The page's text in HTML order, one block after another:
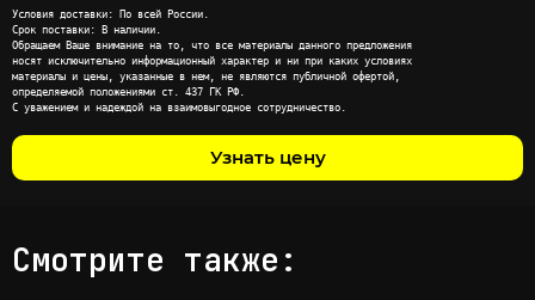
Условия доставки: По всей России.
Срок поставки: В наличии.
Обращаем Ваше внимание на то, что все материалы данного предложения
носят исключительно информационный характер и ни при каких условиях
материалы и цены, указанные в нем, не являются публичной офертой,
определяемой положениями ст. 437 ГК РФ.
С уважением и надеждой на взаимовыгодное сотрудничество.
Узнать цену
Смотрите также: